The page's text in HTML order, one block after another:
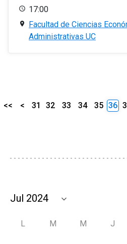
17:00
Facultad de Ciencias
Administrativas UC
<< < 31 32 33 34 35 36
L M M J